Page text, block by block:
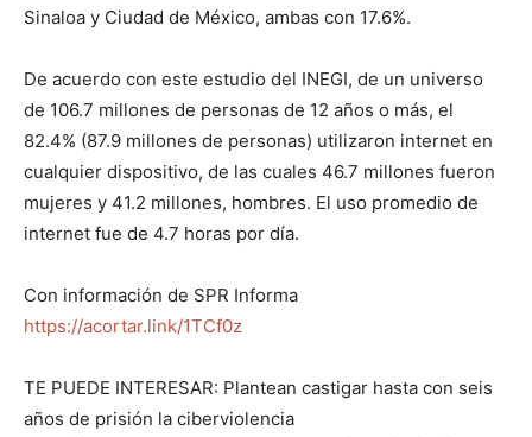
Sinaloa y Ciudad de México, ambas con 17.6%.
De acuerdo con este estudio del INEGI, de un universo
de 106.7 millones de personas de 12 años o más, el
82.4% (87.9 millones de personas) utilizaron internet en
cualquier dispositivo, de las cuales 46.7 millones fueron
mujeres y 41.2 millones, hombres. El uso promedio de
internet fue de 4.7 horas por día.
Con información de SPR Informa
https://acortar.link/1TCf0z
TE PUEDE INTERESAR: Plantean castigar hasta con seis
años de prisión la ciberviolencia